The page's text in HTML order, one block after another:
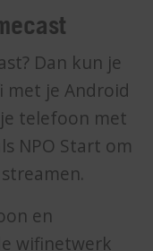
Dan kun je
met je Android
telefoon met
NPO Start om
en
wifinetwerk